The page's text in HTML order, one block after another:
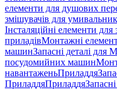
елементи для душових
змішувачів для
Інсталяційні елементи
приладівМонтажні
машинЗапасні деталі для
посудомийних машин
навантаженьПриладдя
ПриладдяПриладдя